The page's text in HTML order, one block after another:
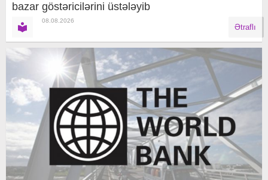
bazar göstəricilərini üstələyib
08.08.2026
Ətraflı